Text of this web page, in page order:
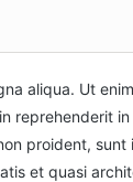
aliqua. Ut
reprehenderit
proident, sunt
et quasi